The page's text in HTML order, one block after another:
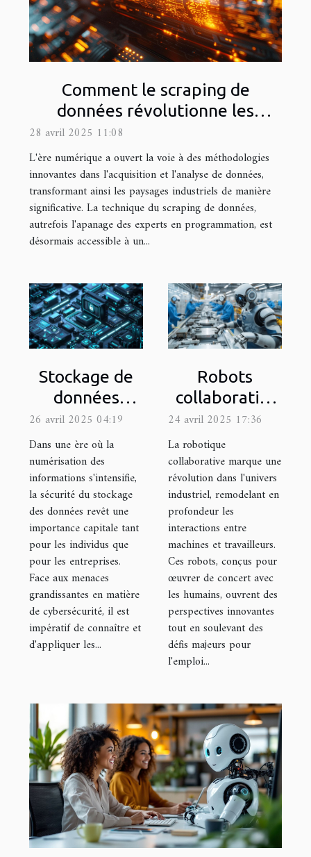
Comment le scraping de
données révolutionne les
industries sans programmation
28 avril 2025 11:08
L'ère numérique a ouvert la voie à des méthodologies
innovantes dans l'acquisition et l'analyse de données,
transformant ainsi les paysages industriels de manière
significative. La technique du scraping de données,
autrefois l'apanage des experts en programmation, est
désormais accessible à un...
Stockage de
données
sécurisé
meilleures
pratiques
pour les
particuliers et
entreprises en
2023
26 avril 2025 04:19
Dans une ère où la
numérisation des
informations s'intensifie,
la sécurité du stockage
des données revêt une
importance capitale tant
pour les individus que
pour les entreprises.
Face aux menaces
grandissantes en matière
de cybersécurité, il est
impératif de connaître et
d'appliquer les...
Robots
collaboratifs
dans
l'industrie
perspectives
et défis pour
le marché du
travail
24 avril 2025 17:36
La robotique
collaborative marque une
révolution dans l'univers
industriel, remodelant en
profondeur les
interactions entre
machines et travailleurs.
Ces robots, conçus pour
œuvrer de concert avec
les humains, ouvrent des
perspectives innovantes
tout en soulevant des
défis majeurs pour
l'emploi...